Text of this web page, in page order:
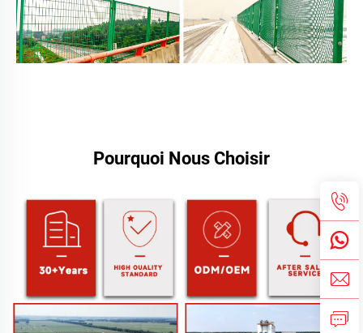
Pourquoi Nous Choisir